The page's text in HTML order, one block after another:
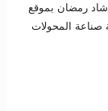
رمضان بموقع
صناعة المحولات